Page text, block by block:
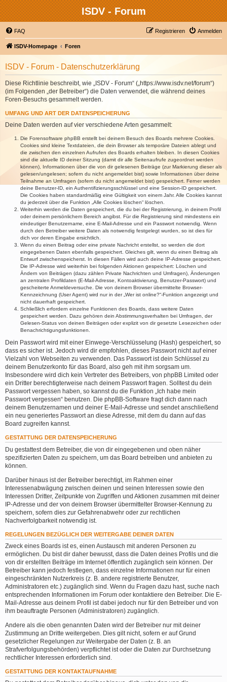
ISDV - Forum
FAQ Anmelden
Registrieren
ISDV-Homepage Foren
ISDV - Forum - Datenschutzerklärung
Diese Richtlinie beschreibt, wie „ISDV - Forum“ („https://www.isdv.net/forum“)
(im Folgenden „der Betreiber“) die Daten verwendet, die während deines
Foren-Besuchs gesammelt werden.
UMFANG UND ART DER DATENSPEICHERUNG
Deine Daten werden auf vier verschiedene Arten gesammelt:
Die Forensoftware phpBB erstellt bei deinem Besuch des Boards mehrere Cookies.
Cookies sind kleine Textdateien, die dein Browser als temporäre Dateien ablegt und
die zwischen den einzelnen Aufrufen des Boards erhalten bleiben. In diesen Cookies
sind die aktuelle ID deiner Sitzung (damit dir alle Seitenaufrufe zugeordnet werden
können), Informationen über die von dir gelesenen Beiträge (zur Markierung dieser als
gelesen/ungelesen; sofern du nicht angemeldet bist) sowie Informationen über deine
Teilnahme an Umfragen (sofern du nicht angemeldet bist) gespeichert. Ferner werden
deine Benutzer-ID, ein Authentifizierungsschlüssel und eine Session-ID gespeichert.
Die Cookies haben standardmäßig eine Gültigkeit von einem Jahr. Alle Cookies kannst
du jederzeit über die Funktion „Alle Cookies löschen“ löschen.
Weiterhin werden die Daten gespeichert, die du bei der Registrierung, in deinem Profil
oder deinem persönlichem Bereich angibst. Für die Registrierung sind mindestens ein
eindeutiger Benutzername, eine E-Mail-Adresse und ein Passwort notwendig. Wenn
durch den Betreiber weitere Daten als notwendig festgelegt wurden, so ist dies für
dich vor deren Eingabe ersichtlich.
Wenn du einen Beitrag oder eine private Nachricht erstellst, so werden die dort
eingegebenen Daten ebenfalls gespeichert. Gleiches gilt, wenn du einen Beitrag als
Entwurf zwischenspeicherst. In diesen Fällen wird auch deine IP-Adresse gespeichert.
Die IP-Adresse wird weiterhin bei folgenden Aktionen gespeichert: Löschen und
Ändern von Beiträgen (dazu zählen Private Nachrichten und Umfragen), Änderungen
an zentralen Profildaten (E-Mail-Adresse, Kontoaktivierung, Benutzer-Passwort) und
gescheiterte Anmeldeversuche. Die von deinem Browser übermittelte Browser-
Kennzeichnung (User Agent) wird nur in der „Wer ist online?“-Funktion angezeigt und
nicht dauerhaft gespeichert.
Schließlich erfordern einzelne Funktionen des Boards, dass weitere Daten
gespeichert werden. Dazu gehören dein Abstimmungsverhalten bei Umfragen, der
Gelesen-Status von deinen Beiträgen oder explizit von dir gesetzte Lesezeichen oder
Benachrichtigungsfunktionen.
Dein Passwort wird mit einer Einwege-Verschlüsselung (Hash) gespeichert, so
dass es sicher ist. Jedoch wird dir empfohlen, dieses Passwort nicht auf einer
Vielzahl von Webseiten zu verwenden. Das Passwort ist dein Schlüssel zu
deinem Benutzerkonto für das Board, also geh mit ihm sorgsam um.
Insbesondere wird dich kein Vertreter des Betreibers, von phpBB Limited oder
ein Dritter berechtigterweise nach deinem Passwort fragen. Solltest du dein
Passwort vergessen haben, so kannst du die Funktion „Ich habe mein
Passwort vergessen“ benutzen. Die phpBB-Software fragt dich dann nach
deinem Benutzernamen und deiner E-Mail-Adresse und sendet anschließend
ein neu generiertes Passwort an diese Adresse, mit dem du dann auf das
Board zugreifen kannst.
GESTATTUNG DER DATENSPEICHERUNG
Du gestattest dem Betreiber, die von dir eingegebenen und oben näher
spezifizierten Daten zu speichern, um das Board betreiben und anbieten zu
können.
Darüber hinaus ist der Betreiber berechtigt, im Rahmen einer
Interessenabwägung zwischen deinen und seinen Interessen sowie den
Interessen Dritter, Zeitpunkte von Zugriffen und Aktionen zusammen mit deiner
IP-Adresse und der von deinem Browser übermittelter Browser-Kennung zu
speichern, sofern dies zur Gefahrenabwehr oder zur rechtlichen
Nachverfolgbarkeit notwendig ist.
REGELUNGEN BEZÜGLICH DER WEITERGABE DEINER DATEN
Zweck eines Boards ist es, einen Austausch mit anderen Personen zu
ermöglichen. Du bist dir daher bewusst, dass die Daten deines Profils und die
von dir erstellten Beiträge im Internet öffentlich zugänglich sein können. Der
Betreiber kann jedoch festlegen, dass einzelne Informationen nur für einen
eingeschränkten Nutzerkreis (z. B. andere registrierte Benutzer,
Administratoren etc.) zugänglich sind. Wenn du Fragen dazu hast, suche nach
entsprechenden Informationen im Forum oder kontaktiere den Betreiber. Die E-
Mail-Adresse aus deinem Profil ist dabei jedoch nur für den Betreiber und von
ihm beauftragte Personen (Administratoren) zugänglich.
Andere als die oben genannten Daten wird der Betreiber nur mit deiner
Zustimmung an Dritte weitergeben. Dies gilt nicht, sofern er auf Grund
gesetzlicher Regelungen zur Weitergabe der Daten (z. B. an
Strafverfolgungsbehörden) verpflichtet ist oder die Daten zur Durchsetzung
rechtlicher Interessen erforderlich sind.
GESTATTUNG DER KONTAKTAUFNAHME